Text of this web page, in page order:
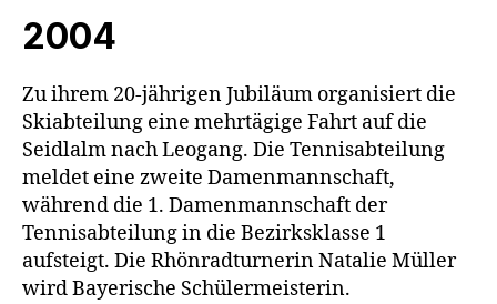
2004
Zu ihrem 20-jährigen Jubiläum organisiert die
Skiabteilung eine mehrtägige Fahrt auf die
Seidlalm nach Leogang. Die Tennisabteilung
meldet eine zweite Damenmannschaft,
während die 1. Damenmannschaft der
Tennisabteilung in die Bezirksklasse 1
aufsteigt. Die Rhönradturnerin Natalie Müller
wird Bayerische Schülermeisterin.